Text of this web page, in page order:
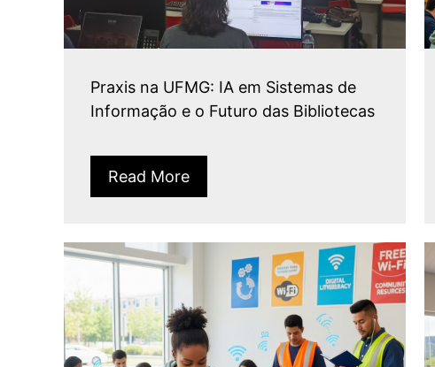
Praxis na UFMG: IA em Sistemas de
Informação e o Futuro das Bibliotecas
Read More